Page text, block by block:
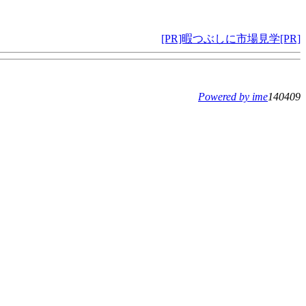
[PR]暇つぶしに市場見学[PR]
Powered by ime140409